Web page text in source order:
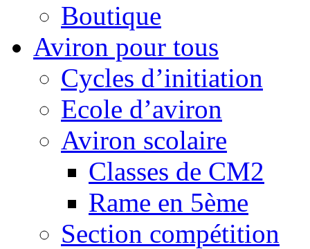
Boutique
Aviron pour tous
Cycles d’initiation
Ecole d’aviron
Aviron scolaire
Classes de CM2
Rame en 5ème
Section compétition